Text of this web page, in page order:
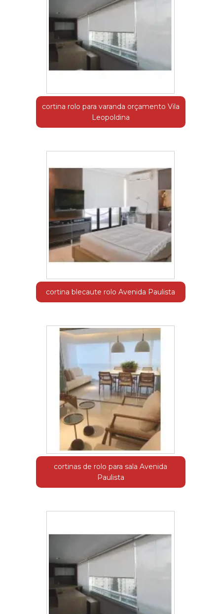
cortina rolo para varanda orçamento Vila
Leopoldina
cortina blecaute rolo Avenida Paulista
cortinas de rolo para sala Avenida
Paulista